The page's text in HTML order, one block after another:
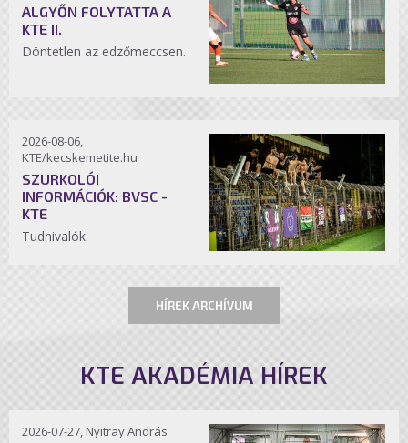
ALGYŐN FOLYTATTA A
KTE II.
Döntetlen az edzőmeccsen.
2026-08-06,
KTE/kecskemetite.hu
SZURKOLÓI
INFORMÁCIÓK: BVSC -
KTE
Tudnivalók.
HÍREK ARCHÍVUM
KTE AKADÉMIA HÍREK
2026-07-27, Nyitray András